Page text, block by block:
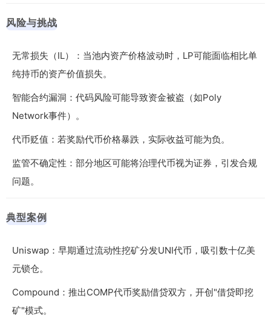
风险与挑战
无常损失（IL）：当池内资产价格波动时，LP可能面临相比单
纯持币的资产价值损失。
智能合约漏洞：代码风险可能导致资金被盗（如Poly
Network事件）。
代币贬值：若奖励代币价格暴跌，实际收益可能为负。
监管不确定性：部分地区可能将治理代币视为证券，引发合规
问题。
典型案例
Uniswap：早期通过流动性挖矿分发UNI代币，吸引数十亿美
元锁仓。
Compound：推出COMP代币奖励借贷双方，开创"借贷即挖
矿"模式。